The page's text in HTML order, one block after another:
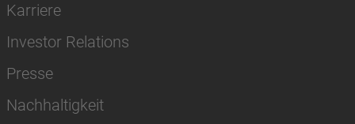
Karriere
Investor Relations
Presse
Nachhaltigkeit